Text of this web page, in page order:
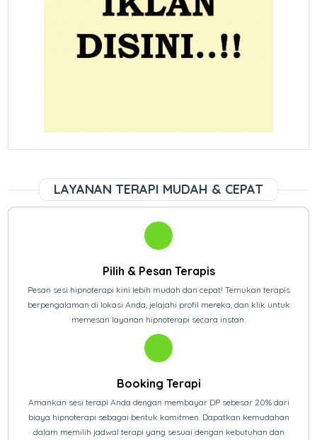
LAYANAN TERAPI MUDAH & CEPAT
Pilih & Pesan Terapis
Pesan sesi hipnoterapi kini lebih mudah dan cepat! Temukan terapis
berpengalaman di lokasi Anda, jelajahi profil mereka, dan klik untuk
memesan layanan hipnoterapi secara instan.
Booking Terapi
Amankan sesi terapi Anda dengan membayar DP sebesar 20% dari
biaya hipnoterapi sebagai bentuk komitmen. Dapatkan kemudahan
dalam memilih jadwal terapi yang sesuai dengan kebutuhan dan